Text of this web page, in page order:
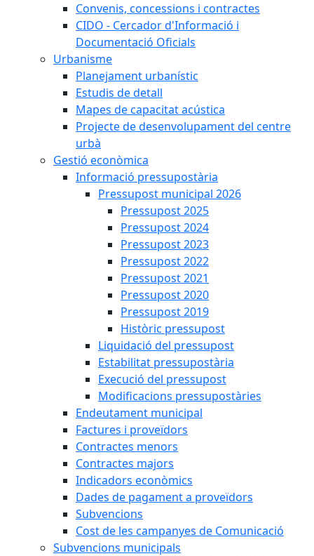
Convenis, concessions i contractes
CIDO - Cercador d'Informació i
Documentació Oficials
Urbanisme
Planejament urbanístic
Estudis de detall
Mapes de capacitat acústica
Projecte de desenvolupament del centre
urbà
Gestió econòmica
Informació pressupostària
Pressupost municipal 2026
Pressupost 2025
Pressupost 2024
Pressupost 2023
Pressupost 2022
Pressupost 2021
Pressupost 2020
Pressupost 2019
Històric pressupost
Liquidació del pressupost
Estabilitat pressupostària
Execució del pressupost
Modificacions pressupostàries
Endeutament municipal
Factures i proveïdors
Contractes menors
Contractes majors
Indicadors econòmics
Dades de pagament a proveïdors
Subvencions
Cost de les campanyes de Comunicació
Subvencions municipals